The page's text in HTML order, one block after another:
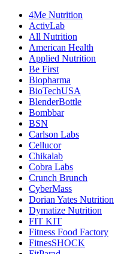
4Me Nutrition
ActivLab
All Nutrition
American Health
Applied Nutrition
Be First
Biopharma
BioTechUSA
BlenderBottle
Bombbar
BSN
Carlson Labs
Cellucor
Chikalab
Cobra Labs
Crunch Brunch
CyberMass
Dorian Yates Nutrition
Dymatize Nutrition
FIT KIT
Fitness Food Factory
FitnesSHOCK